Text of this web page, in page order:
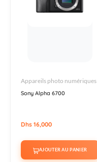
Appareils photo numériques
Sony Alpha 6700
Dhs 16,000
AJOUTER AU PANIER